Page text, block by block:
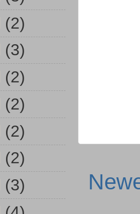
(2)
(3)
(2)
(2)
(2)
(2)
(3)